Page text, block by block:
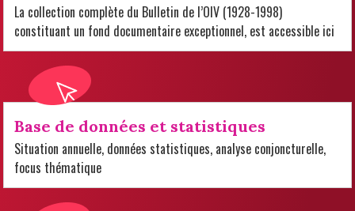
La collection complète du Bulletin de l’OIV (1928-1998)
constituant un fond documentaire exceptionnel, est accessible ici
Base de données et statistiques
Situation annuelle, données statistiques, analyse conjoncturelle,
focus thématique